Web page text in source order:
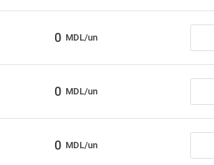
0 MDL/un
0 MDL/un
0 MDL/un